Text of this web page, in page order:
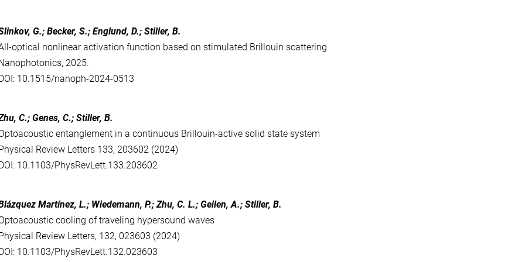
G.; Becker, S.; Englund, D.; Stiller, B.
optical nonlinear activation function based on stimulated Brillouin scattering
Nanophotonics, 2025.
DOI: 10.1515/nanoph-2024-0513
C.; Genes, C.; Stiller, B.
entanglement in a continuous Brillouin-active solid state system
Physical Review Letters 133, 203602 (2024)
DOI: 10.1103/PhysRevLett.133.203602
Martínez, L.; Wiedemann, P.; Zhu, C. L.; Geilen, A.; Stiller, B.
cooling of traveling hypersound waves
Physical Review Letters, 132, 023603 (2024)
DOI: 10.1103/PhysRevLett.132.023603